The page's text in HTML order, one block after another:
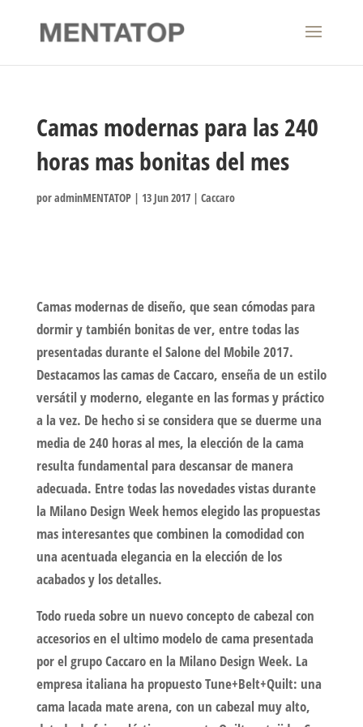
Camas modernas para las 240
horas mas bonitas del mes
poradminMENTATOP| 13 Jun 2017| Caccaro
Camas modernas de diseño, que sean cómodas para
dormir y también bonitas de ver, entre todas las
presentadas durante el Salone del Mobile 2017.
Destacamos las camas de Caccaro, enseña de un estilo
versátil y moderno, elegante en las formas y práctico
a la vez. De hecho si se considera que se duerme una
media de 240 horas al mes, la elección de la cama
resulta fundamental para descansar de manera
adecuada. Entre todas las novedades vistas durante
la Milano Design Week hemos elegido las propuestas
mas interesantes que combinen la comodidad con
una acentuada elegancia en la elección de los
acabados y los detalles.
Todo rueda sobre un nuevo concepto de cabezal con
accesorios en el ultimo modelo de cama presentada
por el grupo Caccaro en la Milano Design Week. La
empresa italiana ha propuesto Tune+Belt+Quilt: una
cama lacada mate arena, con un cabezal muy alto,